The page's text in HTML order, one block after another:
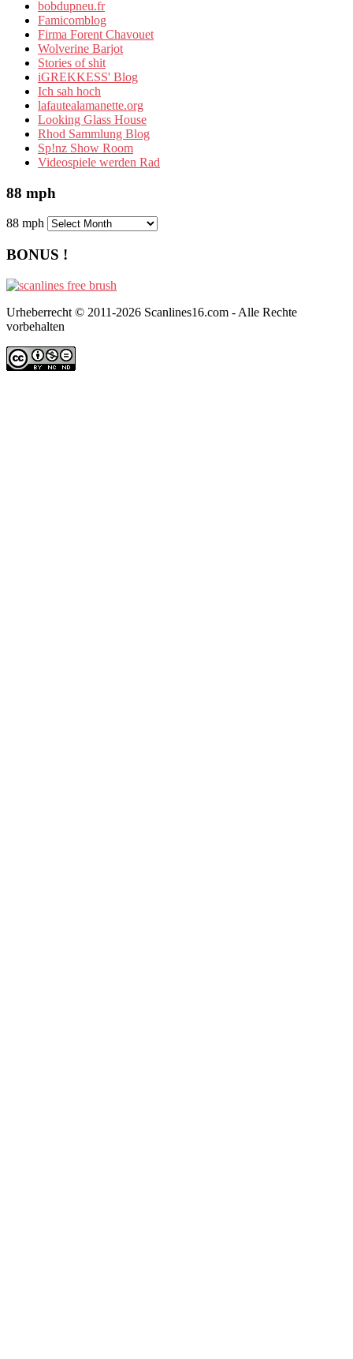
bobdupneu.fr
Famicomblog
Firma Forent Chavouet
Wolverine Barjot
Stories of shit
iGREKKESS' Blog
Ich sah hoch
lafautealamanette.org
Looking Glass House
Rhod Sammlung Blog
Sp!nz Show Room
Videospiele werden Rad
88 mph
88 mph
BONUS !
Urheberrecht © 2011-2026 Scanlines16.com - Alle Rechte
vorbehalten